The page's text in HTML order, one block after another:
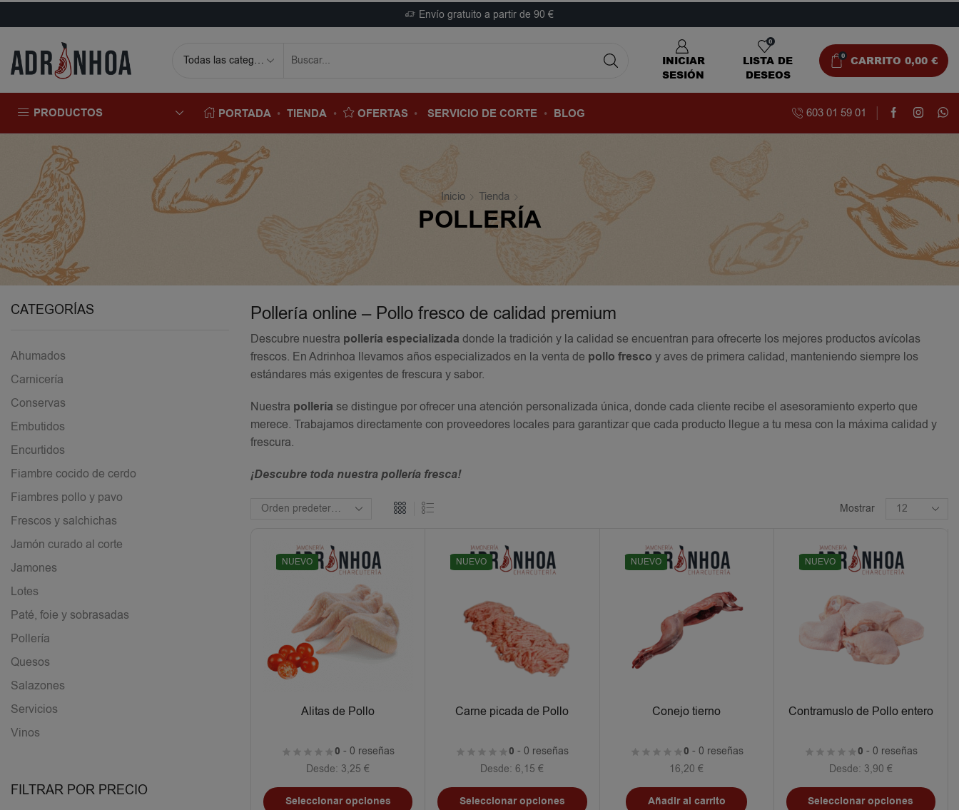
Envío gratuito a partir de 90 €
INICIAR
SESIÓN
0
LISTA DE
DESEOS
0 CARRITO 0,00 €
PRODUCTOS PORTADA TIENDA OFERTAS SERVICIO DE CORTE BLOG 603 01 59 01
Inicio Tienda
POLLERÍA
Pollería online – Pollo fresco de calidad premium
Descubre nuestra pollería especializada donde la tradición y la calidad se encuentran para ofrecerte los mejores productos avícolas
frescos. En Adrinhoa llevamos años especializados en la venta de pollo fresco y aves de primera calidad, manteniendo siempre los
estándares más exigentes de frescura y sabor.
Nuestra pollería se distingue por ofrecer una atención personalizada única, donde cada cliente recibe el asesoramiento experto que
merece. Trabajamos directamente con proveedores locales para garantizar que cada producto llegue a tu mesa con la máxima calidad y
frescura.
¡Descubre toda nuestra pollería fresca!
Mostrar
NUEVO
Alitas de Pollo
0 - 0 reseñas
Desde: 3,25€
Seleccionar opciones
NUEVO
Carne picada de Pollo
0 - 0 reseñas
Desde:6,15€
Seleccionar opciones
NUEVO
Conejo tierno
0 - 0 reseñas
16,20€
Añadir al carrito
NUEVO
Contramuslo de Pollo entero
0 - 0 reseñas
Desde: 3,90 €
Seleccionar opciones
CATEGORÍAS
Ahumados
Carnicería
Conservas
Embutidos
Encurtidos
Fiambre cocido de cerdo
Fiambres pollo y pavo
Frescos y salchichas
Jamón curado al corte
Jamones
Lotes
Paté, foie y sobrasadas
Pollería
Quesos
Salazones
Servicios
Vinos
FILTRAR POR PRECIO